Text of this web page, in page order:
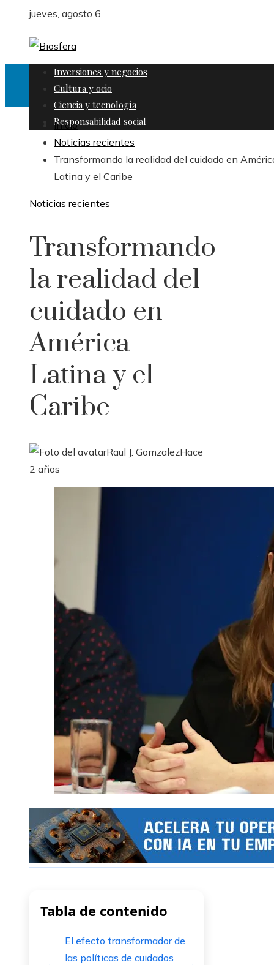
jueves, agosto 6
Inversiones y negocios
Cultura y ocio
Ciencia y tecnología
Responsabilidad social
Inicio
Noticias recientes
Transformando la realidad del cuidado en
Latina y el Caribe
Noticias recientes
Transformando
la realidad del
cuidado en
América
Latina y el
Caribe
Raul J. GomzalezHace
2 años
Tabla de contenido
El efecto transformador de
las políticas de cuidados